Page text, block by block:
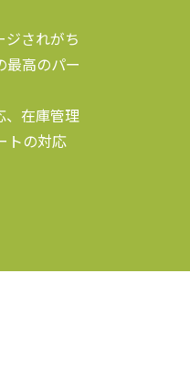
ジされがち
最高のパー
、在庫管理
トの対応